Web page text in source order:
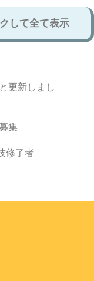
して全て表示
更新しまし
集
修了者